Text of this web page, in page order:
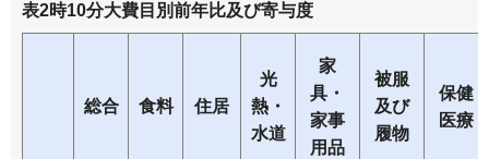
表2時10分大費目別前年比及び寄与度
総合 食料 住居
光
熱・
水道
家
具・
家事
用品
被服
及び
履物
保健
医療